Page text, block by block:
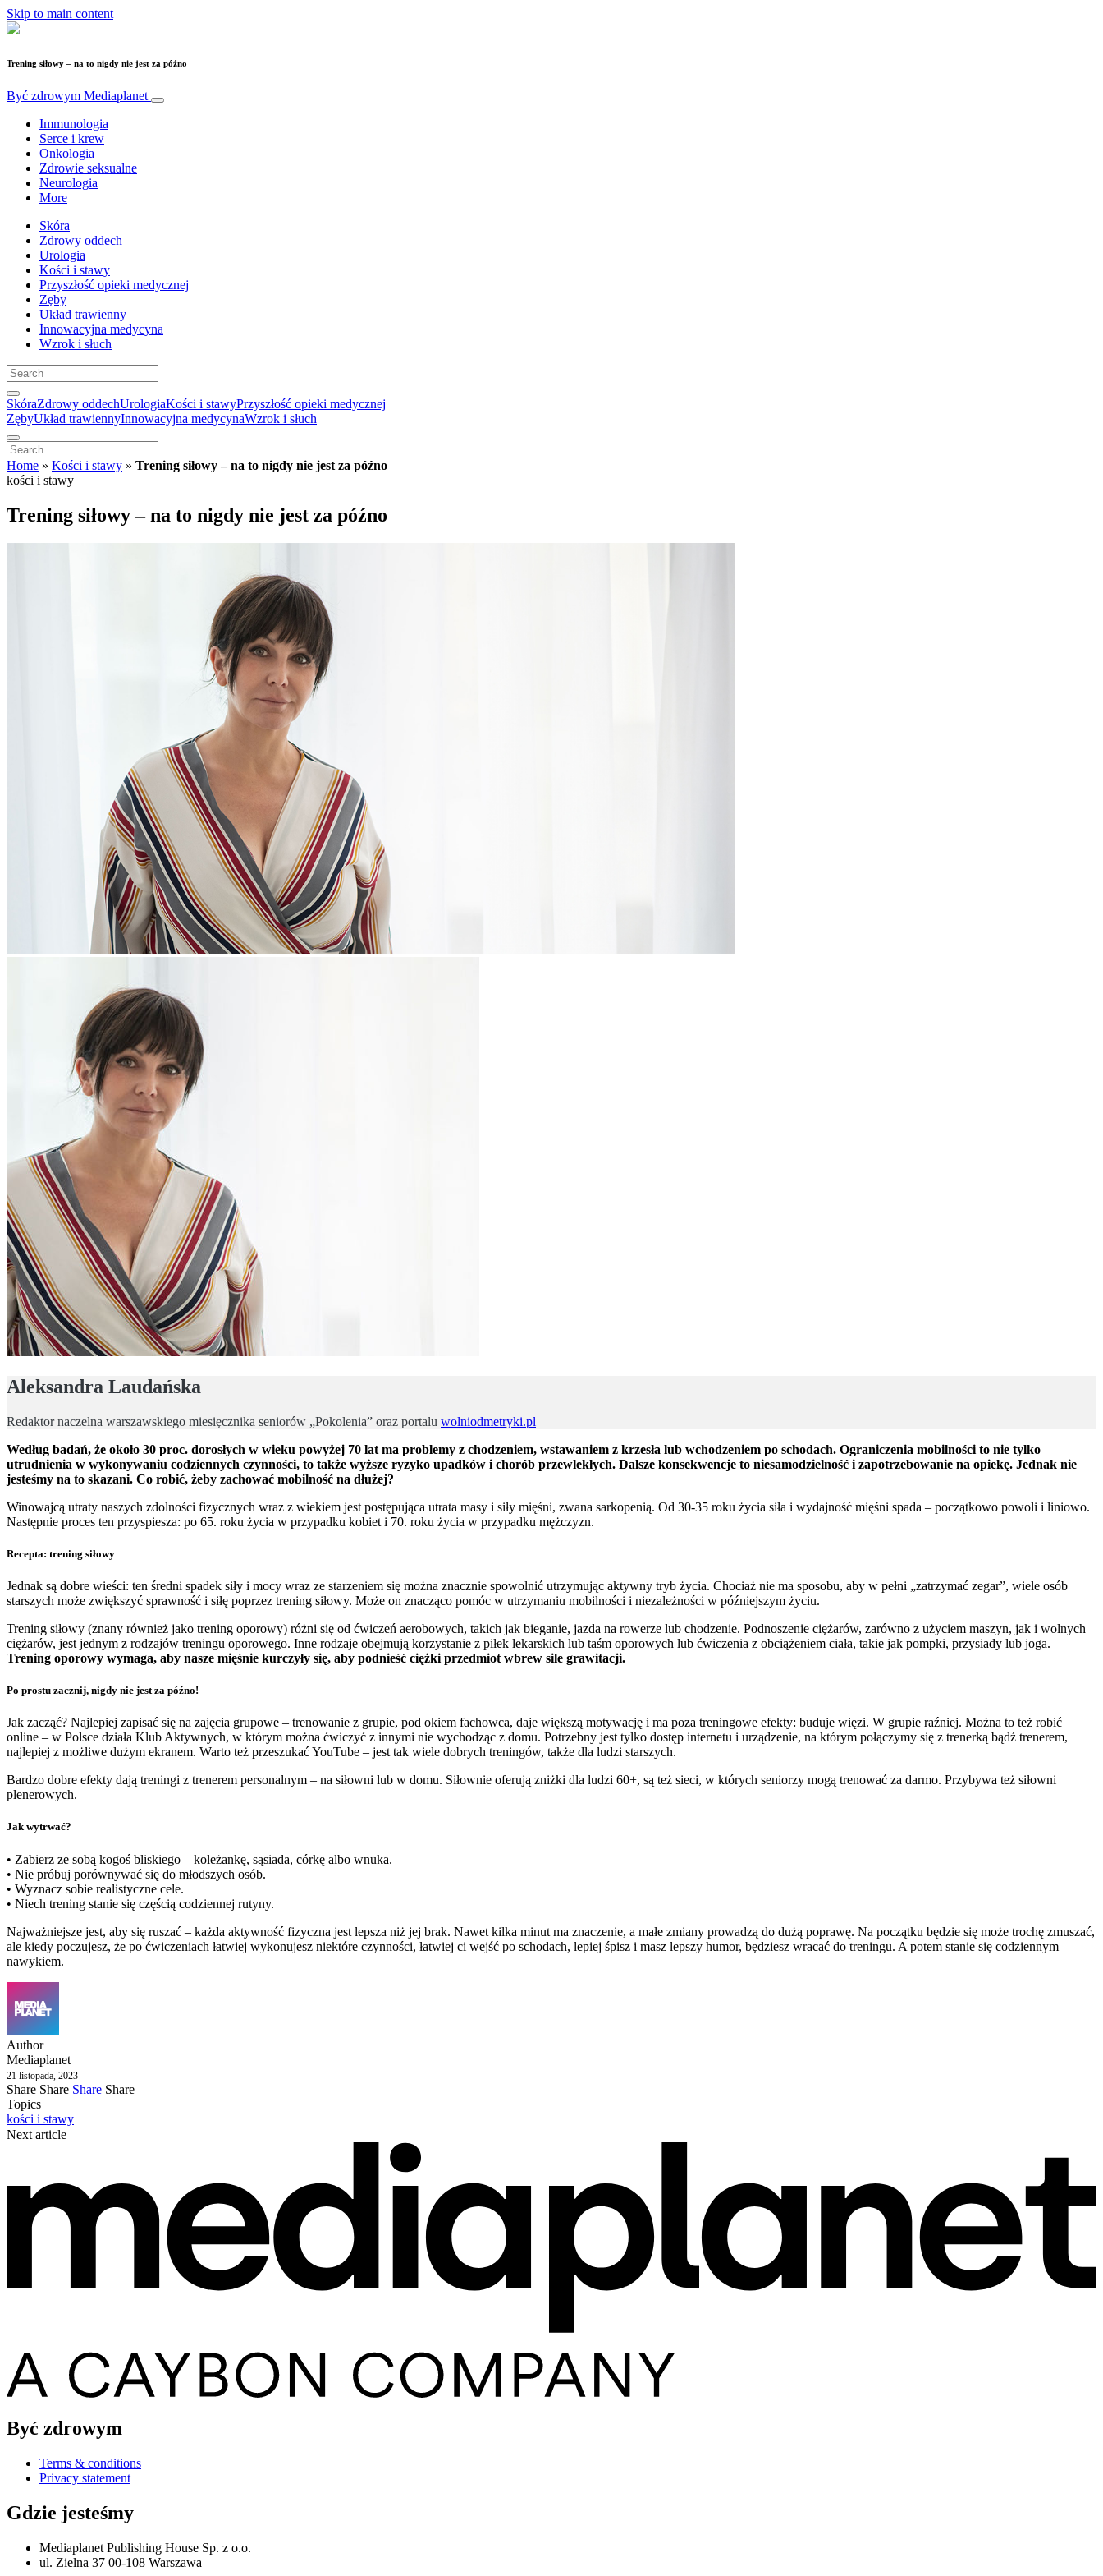
Skip to main content
Trening siłowy – na to nigdy nie jest za późno
Być zdrowym Mediaplanet
Immunologia
Serce i krew
Onkologia
Zdrowie seksualne
Neurologia
More
Skóra
Zdrowy oddech
Urologia
Kości i stawy
Przyszłość opieki medycznej
Zęby
Układ trawienny
Innowacyjna medycyna
Wzrok i słuch
SkóraZdrowy oddechUrologiaKości i stawyPrzyszłość opieki medycznej
ZębyUkład trawiennyInnowacyjna medycynaWzrok i słuch
Home » Kości i stawy » Trening siłowy – na to nigdy nie jest za późno
kości i stawy
Trening siłowy – na to nigdy nie jest za późno
Aleksandra Laudańska
Redaktor naczelna warszawskiego miesięcznika seniorów „Pokolenia” oraz portalu wolniodmetryki.pl
Według badań, że około 30 proc. dorosłych w wieku powyżej 70 lat ma problemy z chodzeniem, wstawaniem z krzesła lub wchodzeniem po schodach. Ograniczenia mobilności to nie tylko
utrudnienia w wykonywaniu codziennych czynności, to także wyższe ryzyko upadków i chorób przewlekłych. Dalsze konsekwencje to niesamodzielność i zapotrzebowanie na opiekę. Jednak nie
jesteśmy na to skazani. Co robić, żeby zachować mobilność na dłużej?
Winowajcą utraty naszych zdolności fizycznych wraz z wiekiem jest postępująca utrata masy i siły mięśni, zwana sarkopenią. Od 30-35 roku życia siła i wydajność mięśni spada – początkowo powoli i liniowo.
Następnie proces ten przyspiesza: po 65. roku życia w przypadku kobiet i 70. roku życia w przypadku mężczyzn.
Recepta: trening siłowy
Jednak są dobre wieści: ten średni spadek siły i mocy wraz ze starzeniem się można znacznie spowolnić utrzymując aktywny tryb życia. Chociaż nie ma sposobu, aby w pełni „zatrzymać zegar”, wiele osób
starszych może zwiększyć sprawność i siłę poprzez trening siłowy. Może on znacząco pomóc w utrzymaniu mobilności i niezależności w późniejszym życiu.
Trening siłowy (znany również jako trening oporowy) różni się od ćwiczeń aerobowych, takich jak bieganie, jazda na rowerze lub chodzenie. Podnoszenie ciężarów, zarówno z użyciem maszyn, jak i wolnych
ciężarów, jest jednym z rodzajów treningu oporowego. Inne rodzaje obejmują korzystanie z piłek lekarskich lub taśm oporowych lub ćwiczenia z obciążeniem ciała, takie jak pompki, przysiady lub joga.
Trening oporowy wymaga, aby nasze mięśnie kurczyły się, aby podnieść ciężki przedmiot wbrew sile grawitacji.
Po prostu zacznij, nigdy nie jest za późno!
Jak zacząć? Najlepiej zapisać się na zajęcia grupowe – trenowanie z grupie, pod okiem fachowca, daje większą motywację i ma poza treningowe efekty: buduje więzi. W grupie raźniej. Można to też robić
online – w Polsce działa Klub Aktywnych, w którym można ćwiczyć z innymi nie wychodząc z domu. Potrzebny jest tylko dostęp internetu i urządzenie, na którym połączymy się z trenerką bądź trenerem,
najlepiej z możliwe dużym ekranem. Warto też przeszukać YouTube – jest tak wiele dobrych treningów, także dla ludzi starszych.
Bardzo dobre efekty dają treningi z trenerem personalnym – na siłowni lub w domu. Siłownie oferują zniżki dla ludzi 60+, są też sieci, w których seniorzy mogą trenować za darmo. Przybywa też siłowni
plenerowych.
Jak wytrwać?
• Zabierz ze sobą kogoś bliskiego – koleżankę, sąsiada, córkę albo wnuka.
• Nie próbuj porównywać się do młodszych osób.
• Wyznacz sobie realistyczne cele.
• Niech trening stanie się częścią codziennej rutyny.
Najważniejsze jest, aby się ruszać – każda aktywność fizyczna jest lepsza niż jej brak. Nawet kilka minut ma znaczenie, a małe zmiany prowadzą do dużą poprawę. Na początku będzie się może trochę zmuszać,
ale kiedy poczujesz, że po ćwiczeniach łatwiej wykonujesz niektóre czynności, łatwiej ci wejść po schodach, lepiej śpisz i masz lepszy humor, będziesz wracać do treningu. A potem stanie się codziennym
nawykiem.
Author
Mediaplanet
21 listopada, 2023
Share Share Share Share
Topics
kości i stawy
Next article
Być zdrowym
Terms & conditions
Privacy statement
Gdzie jesteśmy
Mediaplanet Publishing House Sp. z o.o.
ul. Zielna 37 00-108 Warszawa